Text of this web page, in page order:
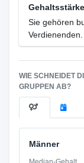
Gehaltsstärke
Sie gehören
Verdienenden.
WIE SCHNEIDET
GRUPPEN AB?
Männer